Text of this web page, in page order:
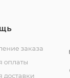
заказа
оплаты
доставки